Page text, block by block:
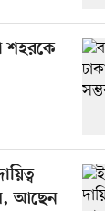
শহরকে
আছেন